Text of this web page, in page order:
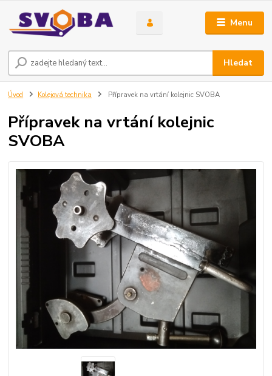
Menu
Hledat
Úvod Kolejová technika Přípravek na vrtání kolejnic SVOBA
Přípravek na vrtání kolejnic
SVOBA